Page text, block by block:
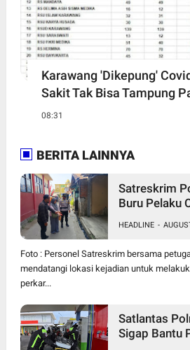
Karawang 'Dikepung'
Sakit Tak Bisa Tampung
08:31
BERITA LAINNYA
Satreskrim
Buru Pelaku
Rugi Rp19
HEADLINE -
Foto : Personel Satreskrim bersama
mendatangi lokasi kejadian untuk
perkar...
Satlantas
Sigap Bantu